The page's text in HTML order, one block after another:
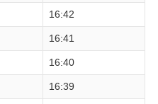
16:42
16:41
16:40
16:39